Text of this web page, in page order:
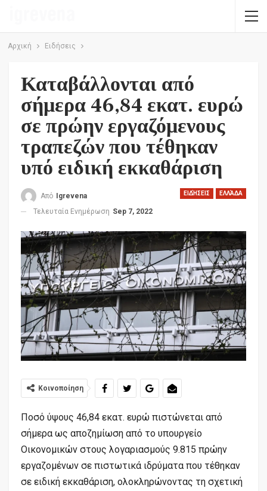
Αρχική Ειδήσεις
Καταβάλλονται από
σήμερα 46,84 εκατ. ευρώ
σε πρώην εργαζόμενους
τραπεζών που τέθηκαν
υπό ειδική εκκαθάριση
ΕΙΔΉΣΕΙΣ ΕΛΛΆΔΑ
Από Igrevena
Τελευταία Ενημέρωση Sep 7, 2022
Κοινοποίηση
Ποσό ύψους 46,84 εκατ. ευρώ πιστώνεται από
σήμερα ως αποζημίωση από το υπουργείο
Οικονομικών στους λογαριασμούς 9.815 πρώην
εργαζομένων σε πιστωτικά ιδρύματα που τέθηκαν
σε ειδική εκκαθάριση, ολοκληρώνοντας τη σχετική